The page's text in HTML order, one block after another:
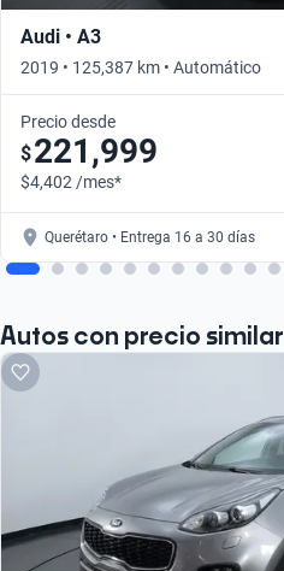
Audi • A3
2019 • 125,387 km • Automático
Precio desde
$221,999
$4,402 /mes*
Querétaro • Entrega 16 a 30 días
Autos con precio similar